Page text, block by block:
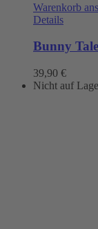
Warenkorb
Details
Bunny
39,90 €
Nicht auf